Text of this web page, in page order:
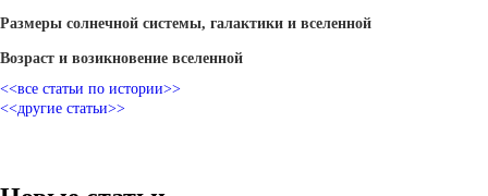
Размеры солнечной системы, галактики и вселенной
Возраст и возикновение вселенной
<<все статьи по истории>>
<<другие статьи>>